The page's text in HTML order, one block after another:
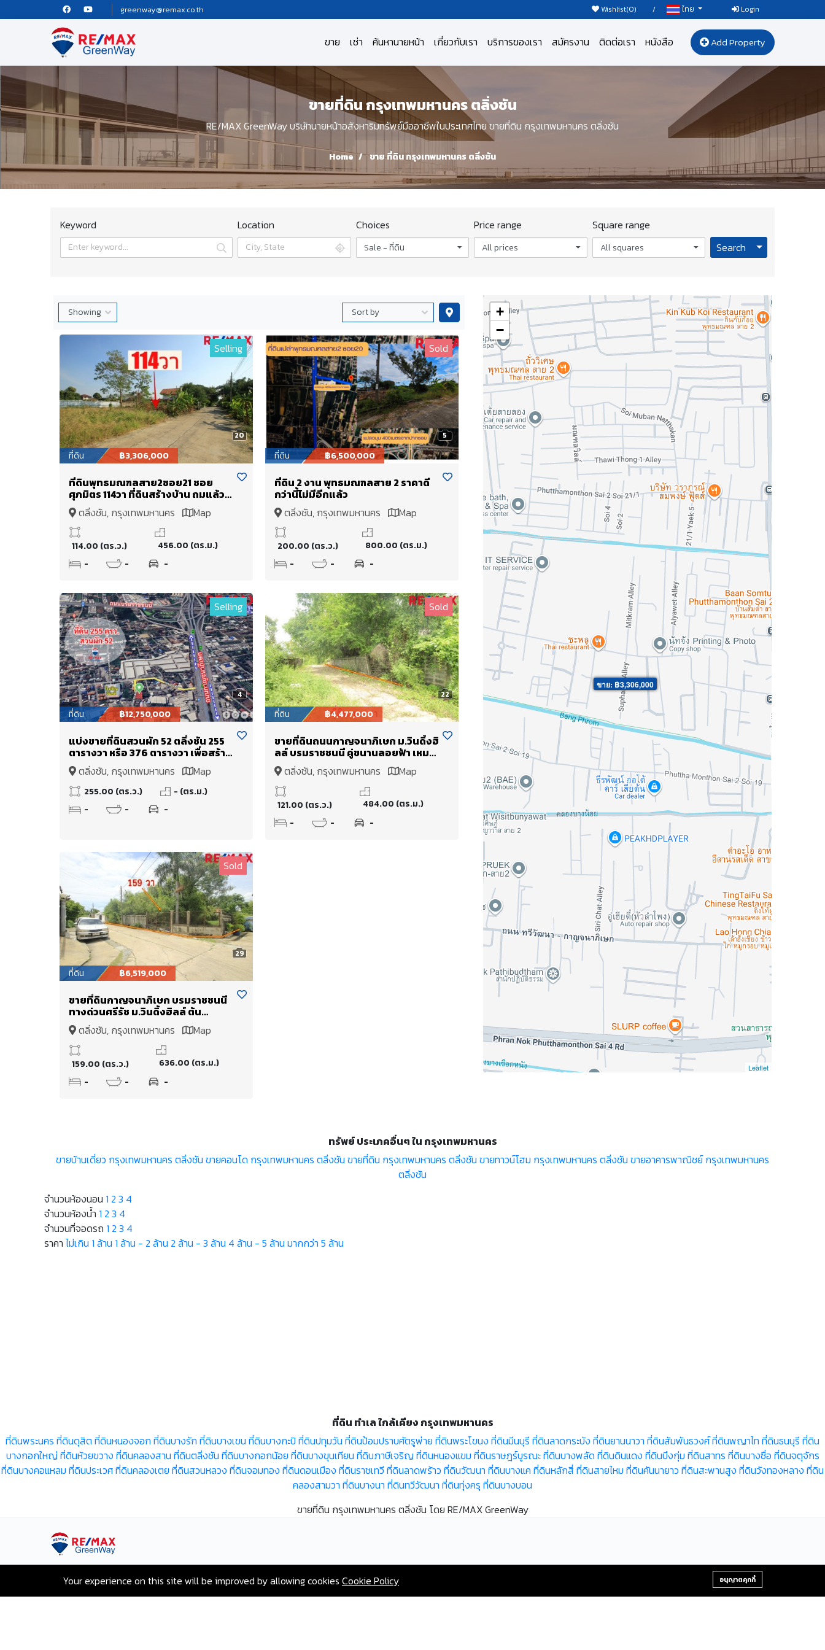
greenway@remax.co.th Wishlist(0) / ไทย Login
ขาย เช่า ค้นหานายหน้า เกี่ยวกับเรา บริการของเรา สมัครงาน ติดต่อเรา หนังสือ Add Property
ขายที่ดิน กรุงเทพมหานคร ตลิ่งชัน
RE/MAX GreenWay บริษัทนายหน้าอสังหาริมทรัพย์มืออาชีพในประเทศไทย ขายที่ดิน กรุงเทพมหานคร ตลิ่งชัน
Home ขาย ที่ดิน กรุงเทพมหานคร ตลิ่งชัน
Keyword Location Choices
Sale - ที่ดิน
Price range
All prices
Square range
All squares Search Toggle
20
Selling
ที่ดิน ฿3,306,000
ที่ดินพุทธมณฑลสาย2ซอย21 ซอย
ศุภมิตร 114วา ที่ดินสร้างบ้าน ถมแล้ว
ใกล้ถนนพระเทพตัดใหม่ ทำเลน่าอยู่
เงียบสงบเป็นส่วนตัว เดินทางสะดวก
ขายถูก
ตลิ่งชัน, กรุงเทพมหานคร Map
114.00 (ตร.ว.)
456.00 (ตร.ม.)
-
- -
5
Sold
ที่ดิน ฿6,500,000
ที่ดิน 2 งาน พุทธมณฑลสาย 2 ราคาดี
กว่านี้ไม่มีอีกแล้ว
ตลิ่งชัน, กรุงเทพมหานคร
Map
200.00 (ตร.ว.)
800.00 (ตร.ม.)
-
- -
4
Selling
ที่ดิน ฿12,750,000
แบ่งขายที่ดินสวนผัก 52 ตลิ่งชัน 255
ตารางวา หรือ 376 ตารางวา เพื่อสร้าง
บ้านพักอาศัย สำนักงานส่วนตัว ใกล้
จุดขึ้นลงทางด่วนศรีรัช ราคา 50,000
บาท/ตารางวา
ตลิ่งชัน, กรุงเทพมหานคร Map
255.00 (ตร.ว.)
- (ตร.ม.)
-
- -
22
Sold
ที่ดิน ฿4,477,000
ขายที่ดินถนนกาญจนาภิเษก ม.วินดิ้งฮิ
ลล์ บรมราชชนนี คู่ขนานลอยฟ้า เหมาะ
สร้างบ้าน 121วา ใกล้ทางด่วนศรีรัช
สายใต้ใหม่ หมู่บ้านติดถนนใหญ่ เดิน
ทางสะดวก ราคาถูก
ตลิ่งชัน, กรุงเทพมหานคร Map
121.00 (ตร.ว.)
484.00 (ตร.ม.)
-
- -
29
Sold
ที่ดิน ฿6,519,000
ขายที่ดินกาญจนาภิเษก บรมราชชนนี
ทางด่วนศรีรัช ม.วินดิ้งฮิลล์ ต้น
โครงการ แปลงมุม 159วา เหมาะสร้าง
บ้าน สำนักงาน
ตลิ่งชัน, กรุงเทพมหานคร Map
159.00 (ตร.ว.)
636.00 (ตร.ม.)
-
- -
ขาย: ฿3,306,000
+
−
Leaflet
ทรัพย์ ประเภคอื่นๆ ใน กรุงเทพมหานคร
ขายบ้านเดี่ยว กรุงเทพมหานคร ตลิ่งชัน ขายคอนโด กรุงเทพมหานคร ตลิ่งชัน ขายที่ดิน กรุงเทพมหานคร ตลิ่งชัน ขายทาวน์โฮม กรุงเทพมหานคร ตลิ่งชัน ขายอาคารพาณิชย์ กรุงเทพมหานคร
ตลิ่งชัน
จำนวนห้องนอน 1 2 3 4
จำนวนห้องน้ำ 1 2 3 4
จำนวนที่จอดรถ 1 2 3 4
ราคา ไม่เกิน 1 ล้าน 1 ล้าน - 2 ล้าน 2 ล้าน - 3 ล้าน 4 ล้าน - 5 ล้าน มากกว่า 5 ล้าน
ที่ดิน ทำเล ใกล้เคียง กรุงเทพมหานคร
ที่ดินพระนคร ที่ดินดุสิต ที่ดินหนองจอก ที่ดินบางรัก ที่ดินบางเขน ที่ดินบางกะปิ ที่ดินปทุมวัน ที่ดินป้อมปราบศัตรูพ่าย ที่ดินพระโขนง ที่ดินมีนบุรี ที่ดินลาดกระบัง ที่ดินยานนาวา ที่ดินสัมพันธวงศ์ที่ดินพญาไท ที่ดินธนบุรี ที่ดิน
บางกอกใหญ่ ที่ดินห้วยขวาง ที่ดินคลองสาน ที่ดินตลิ่งชัน ที่ดินบางกอกน้อย ที่ดินบางขุนเทียน ที่ดินภาษีเจริญ ที่ดินหนองแขม ที่ดินราษฎร์บูรณะที่ดินบางพลัด ที่ดินดินแดง ที่ดินบึงกุ่ม ที่ดินสาทร ที่ดินบางซื่อ ที่ดินจตุจักร
ที่ดินบางคอแหลม ที่ดินประเวศที่ดินคลองเตย ที่ดินสวนหลวง ที่ดินจอมทอง ที่ดินดอนเมือง ที่ดินราชเทวี ที่ดินลาดพร้าว ที่ดินวัฒนา ที่ดินบางแค ที่ดินหลักสี่ ที่ดินสายไหม ที่ดินคันนายาว ที่ดินสะพานสูง ที่ดินวังทองหลาง ที่ดิน
คลองสามวา ที่ดินบางนา ที่ดินทวีวัฒนา ที่ดินทุ่งครุ ที่ดินบางบอน
ขายที่ดิน กรุงเทพมหานคร ตลิ่งชัน โดย RE/MAX GreenWay
บางเมืองใหม่ เมืองสมุทรปราการ
+66-2-840-2224, 081-638-9190
Your experience on this site will be improved by allowing cookies Cookie Policy อนุญาตคุกกี้